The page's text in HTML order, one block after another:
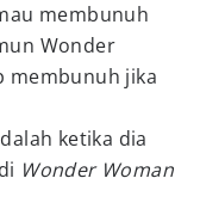
membunuh
Wonder
membunuh jika
ketika dia
Wonder Woman